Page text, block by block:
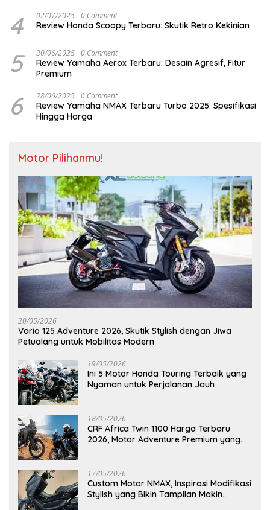
4 02/07/2025 0 Comment
Review Honda Scoopy Terbaru: Skutik Retro Kekinian
5 30/06/2025 0 Comment
Review Yamaha Aerox Terbaru: Desain Agresif, Fitur
Premium
6 28/06/2025 0 Comment
Review Yamaha NMAX Terbaru Turbo 2025: Spesifikasi
Hingga Harga
Motor Pilihanmu!
20/05/2026
Vario 125 Adventure 2026, Skutik Stylish dengan Jiwa
Petualang untuk Mobilitas Modern
19/05/2026
Ini 5 Motor Honda Touring Terbaik yang
Nyaman untuk Perjalanan Jauh
18/05/2026
CRF Africa Twin 1100 Harga Terbaru
2026, Motor Adventure Premium yang
17/05/2026
Custom Motor NMAX, Inspirasi Modifikasi
Stylish yang Bikin Tampilan Makin